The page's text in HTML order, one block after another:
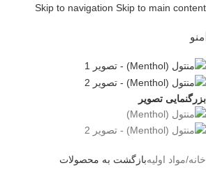
Skip to navigation Skip to main content
منو
بزرگنمایی تصویر
خانه/مواد اولیهبازگشت به محصولات